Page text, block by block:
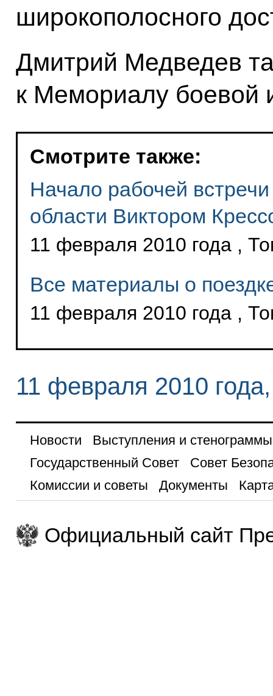
широкополосного
Дмитрий Медведев
к Мемориалу боевой
Смотрите также:
Начало рабочей
области Виктором
11 февраля 2010 года ,
Все материалы о
11 февраля 2010 года ,
11 февраля 2010
Новости
Выступления и стенограммы
Государственный Совет
Совет
Комиссии и советы
Документы
Официальный сайт